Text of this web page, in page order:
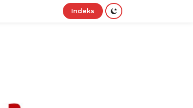
Indeks